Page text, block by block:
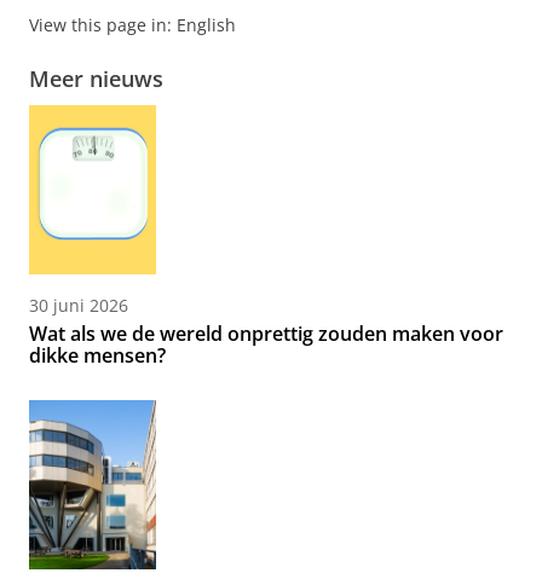
View this page in: English
Meer nieuws
30 juni 2026
Wat als we de wereld onprettig zouden maken voor
dikke mensen?